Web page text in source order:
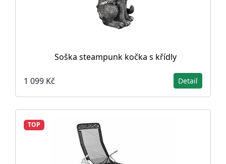
Soška steampunk kočka s křídly
1 099 Kč Detail
TOP